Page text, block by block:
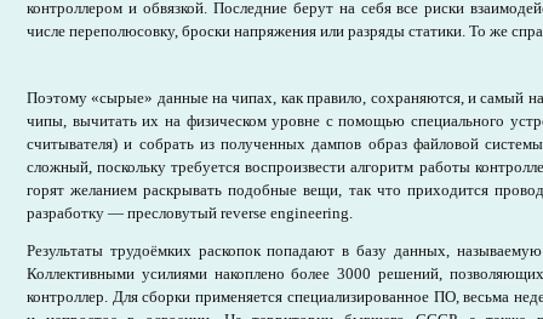
контроллером и обвязкой. Последние берут на себя все риски
числе переполюсовку, броски напряжения или разряды статики. То же
Поэтому «сырые» данные на чипах, как правило, сохраняются, и самый
чипы, вычитать их на физическом уровне с помощью специального
считывателя) и собрать из полученных дампов образ файловой
сложный, поскольку требуется воспроизвести алгоритм работы
горят желанием раскрывать подобные вещи, так что приходится
разработку — пресловутый reverse engineering.
Результаты трудоёмких раскопок попадают в базу данных,
Коллективными усилиями накоплено более 3000 решений,
контроллер. Для сборки применяется специализированное ПО, весьма